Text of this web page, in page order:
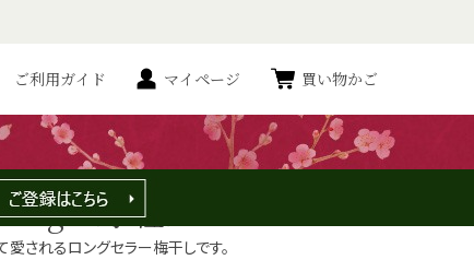
ご利用ガイド マイページ 買い物かご
されるロングセラー梅干しです。
休止】【紀州産南高梅】
＜小粒＞